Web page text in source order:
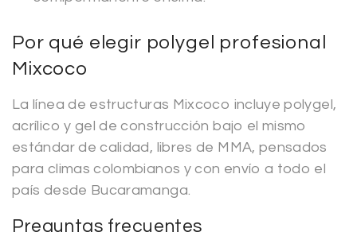
Por qué elegir polygel profesional
Mixcoco
La línea de estructuras Mixcoco incluye polygel,
acrílico y gel de construcción bajo el mismo
estándar de calidad, libres de MMA, pensados
para climas colombianos y con envío a todo el
país desde Bucaramanga.
Preguntas frecuentes